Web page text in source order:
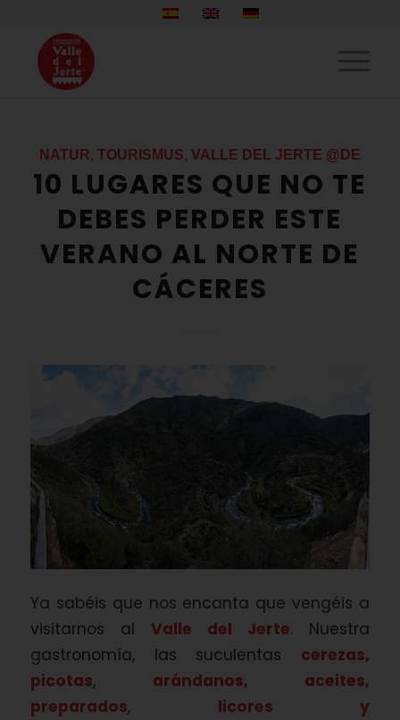
NATUR TOURISMUS VALLE DEL JERTE @DE
10 LUGARES QUE NO TE
DEBES PERDER ESTE
VERANO AL NORTE DE
CÁCERES
Ya sabéis que nos encanta que vengéis a
visitarnos al Valle del Jerte. Nuestra
gastronomía, las suculentas cerezas,
picotas, arándanos, aceites,
preparados,
licores y